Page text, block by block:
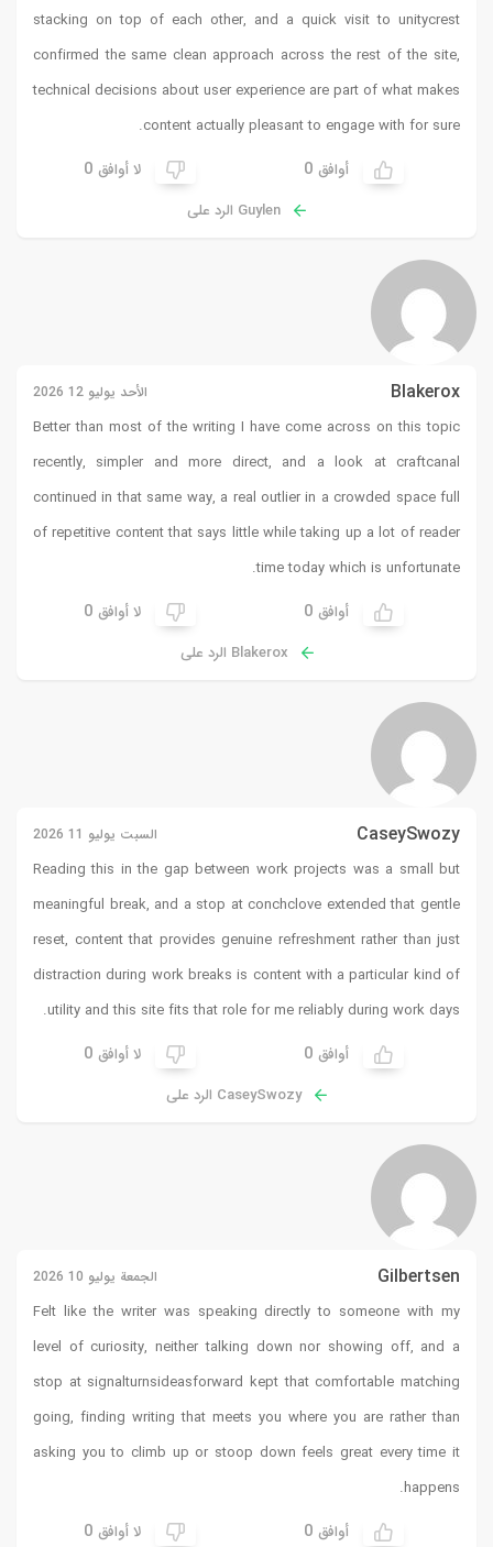
stacking on top of each other, and a quick visit to unitycrest
confirmed the same clean approach across the rest of the site,
technical decisions about user experience are part of what makes
content actually pleasant to engage with for sure.
أوافق 0 لا أوافق 0
Guylen الرد على
Blakerox الأحد يوليو 12 2026
Better than most of the writing I have come across on this topic
recently, simpler and more direct, and a look at craftcanal
continued in that same way, a real outlier in a crowded space full
of repetitive content that says little while taking up a lot of reader
time today which is unfortunate.
أوافق 0 لا أوافق 0
Blakerox الرد على
CaseySwozy السبت يوليو 11 2026
Reading this in the gap between work projects was a small but
meaningful break, and a stop at conchclove extended that gentle
reset, content that provides genuine refreshment rather than just
distraction during work breaks is content with a particular kind of
utility and this site fits that role for me reliably during work days.
أوافق 0 لا أوافق 0
CaseySwozy الرد على
Gilbertsen الجمعة يوليو 10 2026
Felt like the writer was speaking directly to someone with my
level of curiosity, neither talking down nor showing off, and a
stop at signalturnsideasforward kept that comfortable matching
going, finding writing that meets you where you are rather than
asking you to climb up or stoop down feels great every time it
happens.
أوافق 0 لا أوافق 0